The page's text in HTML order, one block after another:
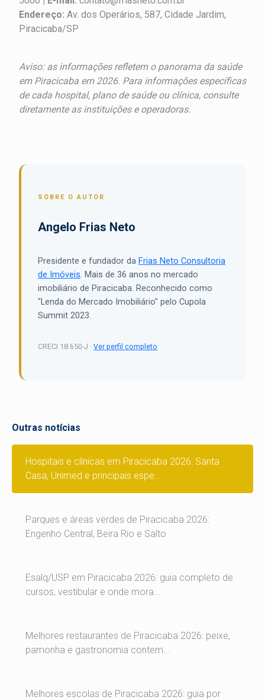
Outras notícias
Hospitais e clínicas em Piracicaba 2026: Santa
Casa, Unimed e principais espe...
Parques e áreas verdes de Piracicaba 2026:
Engenho Central, Beira Rio e Salto
Esalq/USP em Piracicaba 2026: guia completo de
cursos, vestibular e onde mora...
Melhores restaurantes de Piracicaba 2026: peixe,
pamonha e gastronomia contem...
Melhores escolas de Piracicaba 2026: guia por
Endereço: Av. dos Operários, 587, Cidade Jardim,
Piracicaba/SP
Aviso: as informações refletem o panorama da saúde
em Piracicaba em 2026. Para informações específicas
de cada hospital, plano de saúde ou clínica, consulte
diretamente as instituições e operadoras.
SOBRE O AUTOR
Angelo Frias Neto
Presidente e fundador da Frias Neto Consultoria
de Imóveis. Mais de 36 anos no mercado
imobiliário de Piracicaba. Reconhecido como
"Lenda do Mercado Imobiliário" pelo Cupola
Summit 2023.
CRECI 18.650-J · Ver perfil completo